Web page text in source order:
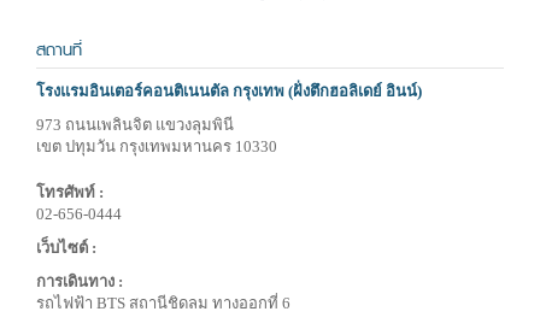
สถานที่
โรงแรมอินเตอร์คอนติเนนตัล กรุงเทพ (ฝั่งตึกฮอลิเดย์ อินน์)
973 ถนนเพลินจิต แขวงลุมพินี
เขต ปทุมวัน กรุงเทพมหานคร 10330
โทรศัพท์ :
02-656-0444
เว็บไซต์ :
การเดินทาง :
รถไฟฟ้า BTS สถานีชิดลม ทางออกที่ 6